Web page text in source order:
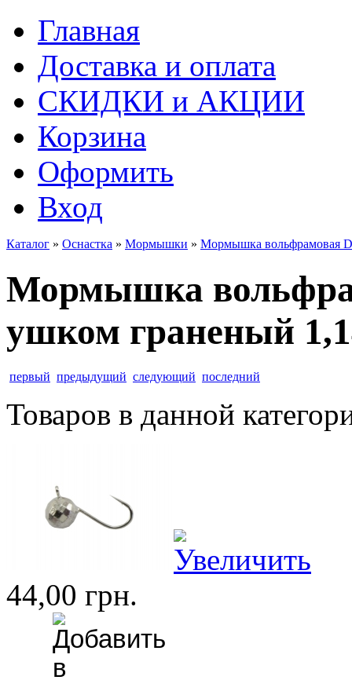
Главная
Доставка и оплата
СКИДКИ и АКЦИИ
Корзина
Оформить
Вход
Каталог » Оснастка » Мормышки » Мормышка вольфрамовая
Мормышка
ушком граненый
первый предыдущий следующий последний
Товаров в данной
44,00 грн.